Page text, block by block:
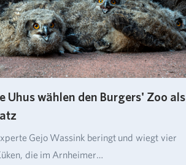
Uhus wählen den Burgers' Zoo als
Gejo Wassink beringt und wiegt vier
die im Arnheimer…